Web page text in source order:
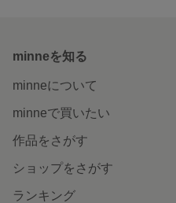
minneを知る
minneについて
minneで買いたい
作品をさがす
ショップをさがす
ランキング